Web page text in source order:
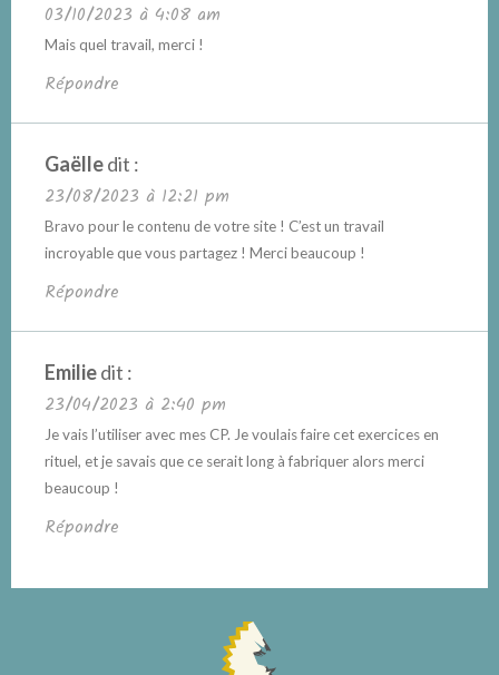
03/10/2023 à 4:08 am
Mais quel travail, merci !
Répondre
Gaëlledit :
23/08/2023 à 12:21 pm
Bravo pour le contenu de votre site ! C’est un travail
incroyable que vous partagez ! Merci beaucoup !
Répondre
Emiliedit :
23/04/2023 à 2:40 pm
Je vais l’utiliser avec mes CP. Je voulais faire cet exercices en
rituel, et je savais que ce serait long à fabriquer alors merci
beaucoup !
Répondre